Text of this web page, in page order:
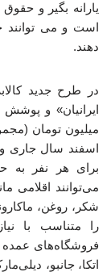
یارانه بگیر و
است و می توانند
دهند.
در طرح جدید
ایرانیان» و
میلیون تومان
اسفند سال جاری و
برای هر نفر به
می‌توانند اقلامی
شکر، روغن،
اتکا، جانبو،